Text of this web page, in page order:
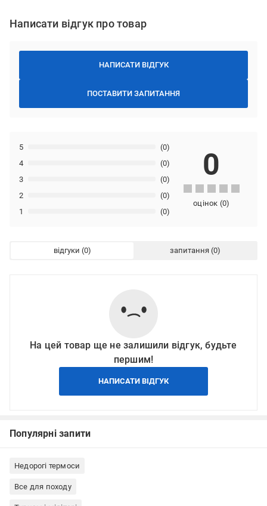
Написати відгук про товар
НАПИСАТИ ВІДГУК
ПОСТАВИТИ ЗАПИТАННЯ
1 (0)
2 (0)
3 (0)
4 (0)
5 (0)
0
оцінок (0)
відгуки запитання
На цей товар ще не залишили відгук, будьте
першим!
НАПИСАТИ ВІДГУК
Популярні запити
Недорогі термоси
Все для походу